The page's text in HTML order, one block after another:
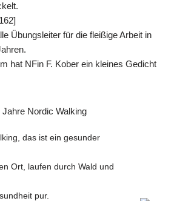
Übungsleiter für die fleißige Arbeit in
hat NFin F. Kober ein kleines Gedicht
Jahre Nordic Walking
das ist ein gesunder
Ort, laufen durch Wald und
pur.